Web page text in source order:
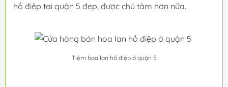
hồ điệp tại quận 5 đẹp, được chú tâm hơn nữa.
Tiệm hoa lan hồ điệp ở quận 5